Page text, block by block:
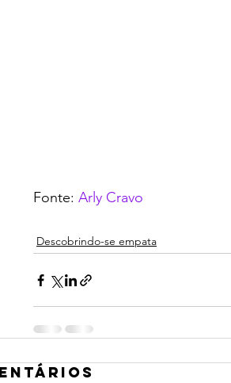
Fonte: Arly Cravo
Descobrindo-se empata